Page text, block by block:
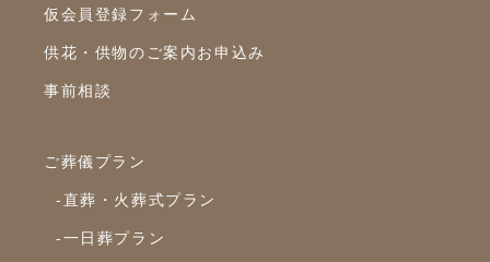
2023年2月
2023年1月
2022年12月
仮会員登録フォーム
供花・供物のご案内お申込み
事前相談
ご葬儀プラン
-直葬・火葬式プラン
-一日葬プラン